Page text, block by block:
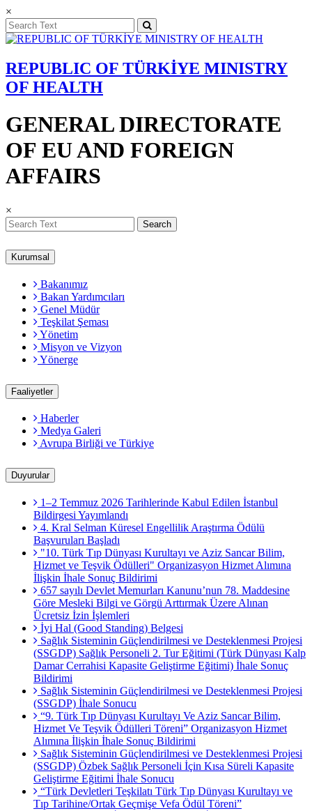
×
REPUBLIC OF TÜRKİYE MINISTRY
OF HEALTH
GENERAL DIRECTORATE
OF EU AND FOREIGN
AFFAIRS
×
Search
Kurumsal
Bakanımız
Bakan Yardımcıları
Genel Müdür
Teşkilat Şeması
Yönetim
Misyon ve Vizyon
Yönerge
Faaliyetler
Haberler
Medya Galeri
Avrupa Birliği ve Türkiye
Duyurular
1–2 Temmuz 2026 Tarihlerinde Kabul Edilen İstanbul
Bildirgesi Yayımlandı
4. Kral Selman Küresel Engellilik Araştırma Ödülü
Başvuruları Başladı
"10. Türk Tıp Dünyası Kurultayı ve Aziz Sancar Bilim,
Hizmet ve Teşvik Ödülleri" Organizasyon Hizmet Alımına
İlişkin İhale Sonuç Bildirimi
657 sayılı Devlet Memurları Kanunu’nun 78. Maddesine
Göre Mesleki Bilgi ve Görgü Arttırmak Üzere Alınan
Ücretsiz İzin İşlemleri
İyi Hal (Good Standing) Belgesi
Sağlık Sisteminin Güçlendirilmesi ve Desteklenmesi Projesi
(SSGDP) Sağlık Personeli 2. Tur Eğitimi (Türk Dünyası Kalp
Damar Cerrahisi Kapasite Geliştirme Eğitimi) İhale Sonuç
Bildirimi
Sağlık Sisteminin Güçlendirilmesi ve Desteklenmesi Projesi
(SSGDP) İhale Sonucu
“9. Türk Tıp Dünyası Kurultayı Ve Aziz Sancar Bilim,
Hizmet Ve Teşvik Ödülleri Töreni” Organizasyon Hizmet
Alımına İlişkin İhale Sonuç Bildirimi
Sağlık Sisteminin Güçlendirilmesi ve Desteklenmesi Projesi
(SSGDP) Özbek Sağlık Personeli İçin Kısa Süreli Kapasite
Geliştirme Eğitimi İhale Sonucu
“Türk Devletleri Teşkilatı Türk Tıp Dünyası Kurultayı ve
Tıp Tarihine/Ortak Geçmişe Vefa Ödül Töreni”